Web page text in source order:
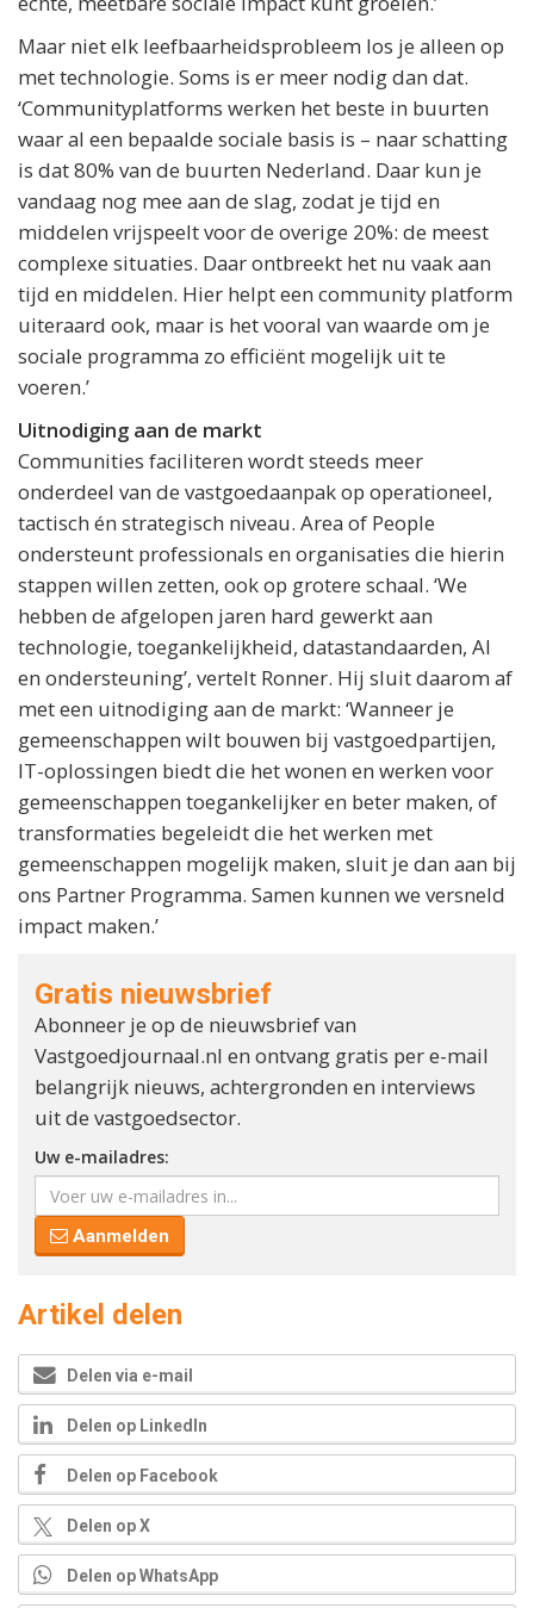
Maar niet elk leefbaarheidsprobleem los je alleen op
met technologie. Soms is er meer nodig dan dat.
‘Communityplatforms werken het beste in buurten
waar al een bepaalde sociale basis is – naar schatting
is dat 80% van de buurten Nederland. Daar kun je
vandaag nog mee aan de slag, zodat je tijd en
middelen vrijspeelt voor de overige 20%: de meest
complexe situaties. Daar ontbreekt het nu vaak aan
tijd en middelen. Hier helpt een community platform
uiteraard ook, maar is het vooral van waarde om je
sociale programma zo efficiënt mogelijk uit te
voeren.’
Uitnodiging aan de markt
Communities faciliteren wordt steeds meer
onderdeel van de vastgoedaanpak op operationeel,
tactisch én strategisch niveau. Area of People
ondersteunt professionals en organisaties die hierin
stappen willen zetten, ook op grotere schaal. ‘We
hebben de afgelopen jaren hard gewerkt aan
technologie, toegankelijkheid, datastandaarden, AI
en ondersteuning’, vertelt Ronner. Hij sluit daarom af
met een uitnodiging aan de markt: ‘Wanneer je
gemeenschappen wilt bouwen bij vastgoedpartijen,
IT-oplossingen biedt die het wonen en werken voor
gemeenschappen toegankelijker en beter maken, of
transformaties begeleidt die het werken met
gemeenschappen mogelijk maken, sluit je dan aan bij
ons Partner Programma. Samen kunnen we versneld
impact maken.’
Gratis nieuwsbrief
Abonneer je op de nieuwsbrief van
Vastgoedjournaal.nl en ontvang gratis per e-mail
belangrijk nieuws, achtergronden en interviews
uit de vastgoedsector.
Uw e-mailadres:
Aanmelden
Artikel delen
Delen via e-mail
Delen op LinkedIn
Delen op Facebook
Delen op X
Delen op WhatsApp